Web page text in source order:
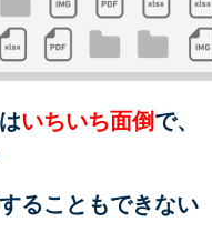
いちいち面倒で、
ることもできない